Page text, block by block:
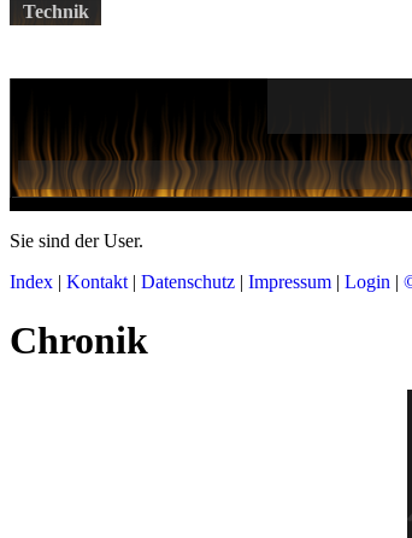
Technik
Sie sind derUser.
Index | Kontakt | Datenschutz | Impressum | Login |
Chronik